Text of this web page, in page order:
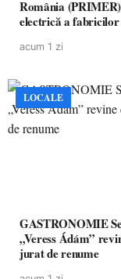
România
electrică a fabricilor
acum 1 zi
LOCALE
GASTRONOMIE Se încing ceaunele la Satu Mare! Concursul
„Veress Ádám”
jurat de renume